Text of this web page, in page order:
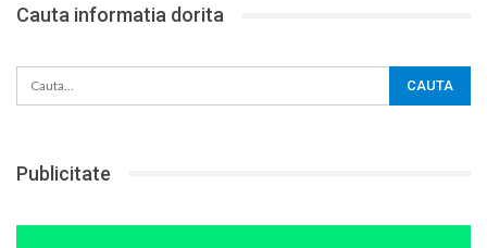
Cauta informatia dorita
Publicitate